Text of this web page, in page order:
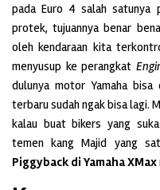
pada Euro 4 salah satunya
protek, tujuannya benar
oleh kendaraan kita
menyusup ke perangkat
dulunya motor Yamaha
terbaru sudah ngak bisa lagi.
kalau buat bikers yang
temen kang Majid yang
Piggyback di Yamaha XMax